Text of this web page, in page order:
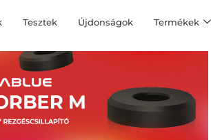
Tesztek Újdonságok Termékek